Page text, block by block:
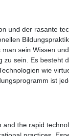
und der rasante
sein Wissen
zu sein. Es besteht
wie
ist
the rapid